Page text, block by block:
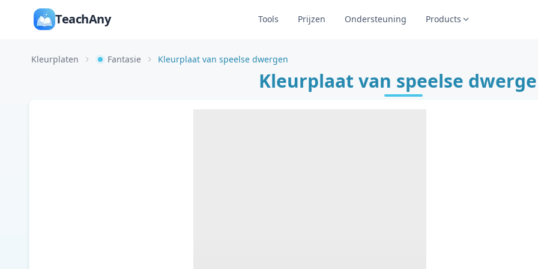
TeachAny Tools Prijzen Ondersteuning Products
Kleurplaten Fantasie Kleurplaat van speelse dwergen
Kleurplaat van speelse